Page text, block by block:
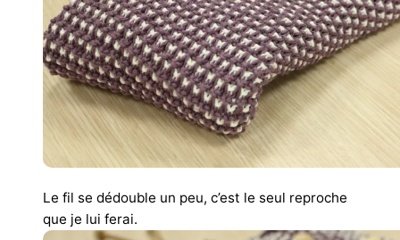
Le fil se dédouble un peu, c’est le seul reproche
que je lui ferai.